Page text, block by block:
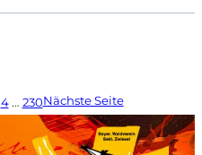
4 … 230Nächste Seite